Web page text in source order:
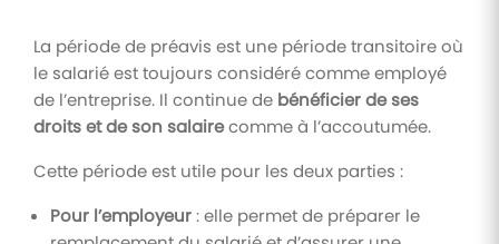
La période de préavis est une période transitoire où
le salarié est toujours considéré comme employé
de l’entreprise. Il continue de bénéficier de ses
droits et de son salairecomme à l’accoutumée.
Cette période est utile pour les deux parties :
Pour l’employeur: elle permet de préparer le